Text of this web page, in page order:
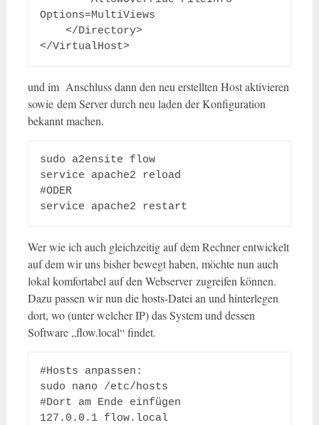
Options=MultiViews
</VirtualHost>
und im Anschluss dann den neu erstellten Host aktivieren
sowie dem Server durch neu laden der Konfiguration
bekannt machen.
sudo a2ensite flow
service apache2 reload
#ODER
service apache2 restart
Wer wie ich auch gleichzeitig auf dem Rechner entwickelt
auf dem wir uns bisher bewegt haben, möchte nun auch
lokal komfortabel auf den Webserver zugreifen können.
Dazu passen wir nun die hosts-Datei an und hinterlegen
dort, wo (unter welcher IP) das System und dessen
Software „flow.local“ findet.
#Hosts anpassen:
sudo nano /etc/hosts
#Dort am Ende einfügen
127.0.0.1 flow.local